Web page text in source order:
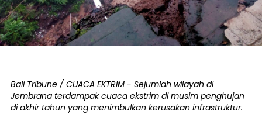
Bali Tribune / CUACA EKTRIM - Sejumlah wilayah di
Jembrana terdampak cuaca ekstrim di musim penghujan
di akhir tahun yang menimbulkan kerusakan infrastruktur.